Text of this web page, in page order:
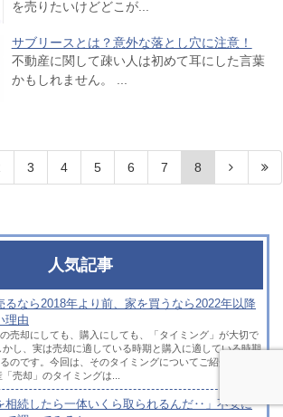
を売りたいけどどこが...
サブリースとは？意外な落とし穴に注意！
不動産に関して疎い人は初めて耳にした言葉
かもしれません。 ...
3 4 5 6 7 8
人気記事
るなら2018年より前、家を買うなら2022年以降
理由
売却にしても、購入にしても、「タイミング」が大切で
かし、実は売却に適している時期と購入に適している時期
のです。今回は、そのタイミングについてご紹介しま
却」のタイミングは...
相続したら一体いくら取られるんだ‥」不安に